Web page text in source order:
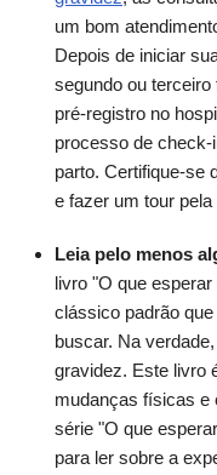
um bom
Depois de iniciar
segundo ou
pré-registro no
processo de
parto. Certifique-se
e fazer um tour
Leia pelo menos
livro "O que
clássico padrão
buscar. Na
gravidez. Este livro
mudanças físicas e
série "O que
para ler sobre a